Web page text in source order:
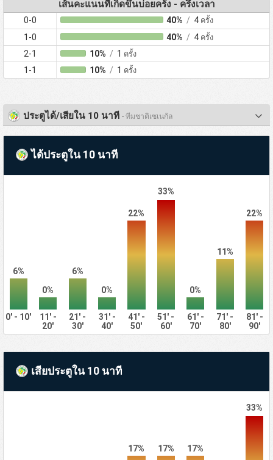
เส้นคะแนนที่เกิดขึ้นบ่อยครั้ง - ครึ่งเวลา
0-0 40% / 4 ครั้ง
1-0 40% / 4 ครั้ง
2-1 10% / 1 ครั้ง
1-1 10% / 1 ครั้ง
ประตูได้/เสียใน 10 นาที - ทีมชาติเซเนกัล
ได้ประตูใน 10 นาที
6%
0%
6%
0%
22%
33%
0%
11%
22%
0' - 10'
11' -
20'
21' -
30'
31' -
40'
41' -
50'
51' -
60'
61' -
70'
71' -
80'
81' -
90'
เสียประตูใน 10 นาที
17% 17% 17%
33%